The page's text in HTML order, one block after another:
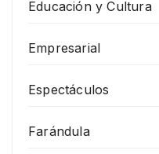
Educación y Cultura
Empresarial
Espectáculos
Farándula